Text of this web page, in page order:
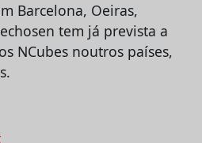
Barcelona, Oeiras,
tem já prevista a
NCubes noutros países,